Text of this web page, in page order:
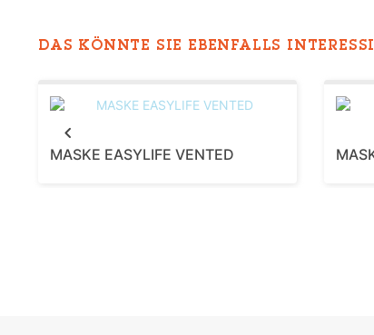
DAS KÖNNTE SIE EBENFALLS
MASKE EASYLIFE VENTED